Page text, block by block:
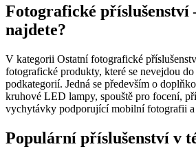
Fotografické
najdete?
V kategorii Ostatní fotografické
fotografické produkty, které se nevejdou
podkategorií. Jedná se především o
kruhové LED lampy, spouště pro focení,
vychytávky podporující mobilní fotografii a
Populární příslušenství v